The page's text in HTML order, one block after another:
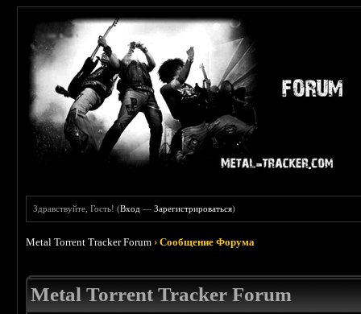
Здравствуйте, Гость! (Вход —Зарегистрироваться)
Metal Torrent Tracker Forum ›Сообщение Форума
Metal Torrent Tracker Forum